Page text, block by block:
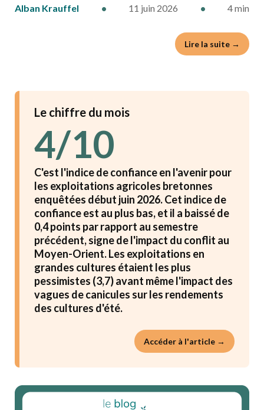
Alban Krauffel
• 11 juin 2026 • 4 min
Lire la suite →
Le chiffre du mois
4/10
C'est l'indice de confiance en l'avenir pour
les exploitations agricoles bretonnes
enquêtées début juin 2026. Cet indice de
confiance est au plus bas, et il a baissé de
0,4 points par rapport au semestre
précédent, signe de l'impact du conflit au
Moyen-Orient. Les exploitations en
grandes cultures étaient les plus
pessimistes (3,7) avant même l'impact des
vagues de canicules sur les rendements
des cultures d'été.
Accéder à l'article →